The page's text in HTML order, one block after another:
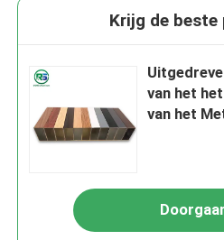
Krijg de beste
van het
van het